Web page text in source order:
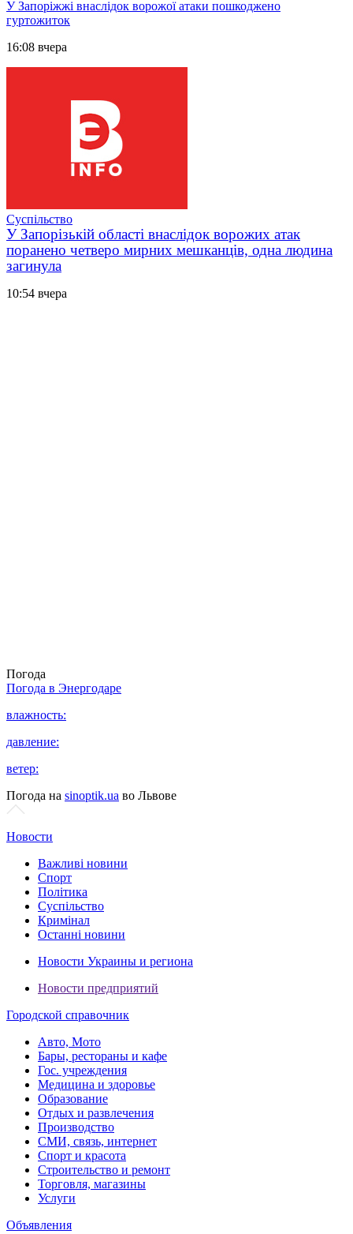
У Запоріжжі внаслідок ворожої атаки пошкоджено
гуртожиток
16:08 вчера
Суспільство
У Запорізькій області внаслідок ворожих атак
поранено четверо мирних мешканців, одна людина
загинула
10:54 вчера
Погода
Погода в Энергодаре
влажность:
давление:
ветер:
Погода на sinoptik.ua во Львове
Новости
Важливі новини
Спорт
Політика
Суспільство
Кримінал
Останні новини
Новости Украины и региона
Новости предприятий
Городской справочник
Авто, Мото
Бары, рестораны и кафе
Гос. учреждения
Медицина и здоровье
Образование
Отдых и развлечения
Производство
СМИ, связь, интернет
Спорт и красота
Строительство и ремонт
Торговля, магазины
Услуги
Объявления